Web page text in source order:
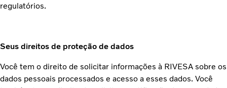
regulatórios.
Seus direitos de proteção de dados
Você tem o direito de solicitar informações à RIVESA sobre os
dados pessoais processados e acesso a esses dados. Você